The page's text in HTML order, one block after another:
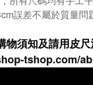
誤差不屬於質量問
物須知及請用皮尺
tshop.com/